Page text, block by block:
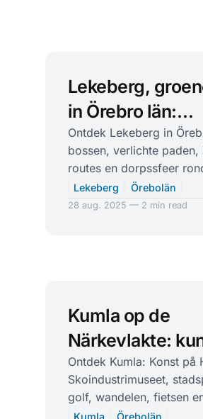
Lekeberg,
in Örebro län:
buitenleven
Fjugesta
Ontdek Lekeberg in
bossen, verlichte paden,
routes en dorpssfeer
Fjugesta. Praktische tips,
adressen en links voor je
Lekeberg Örebolän
28 aug. 2025 — 2 min read
Kumla op de
Närkevlakte:
de hoogte,
en speedway
Ontdek Kumla: Konst på
Skoindustrimuseet,
golf, wandelen, fietsen
speedway. Slechts 9
Kumla Örebolän